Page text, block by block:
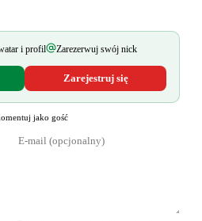
i profil Zarezerwuj swój nick
Zarejestruj się
jako gość